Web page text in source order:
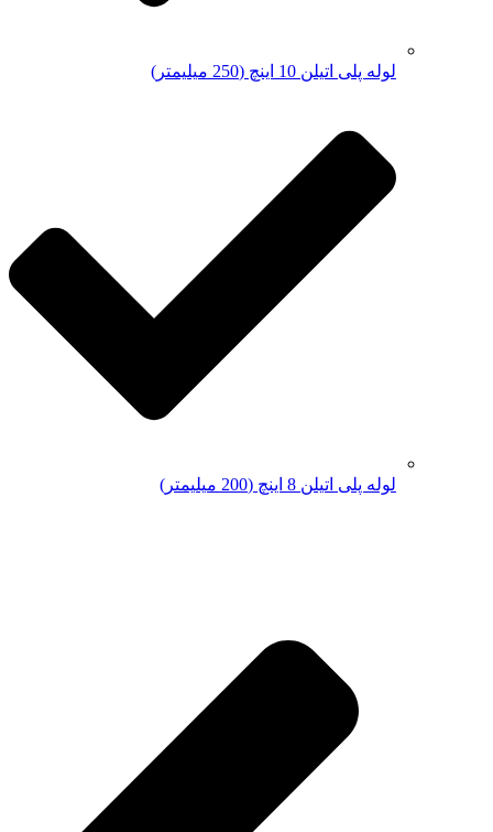
لوله پلی اتیلن 10 اینچ (250 میلیمتر)
لوله پلی اتیلن 8 اینچ (200 میلیمتر)